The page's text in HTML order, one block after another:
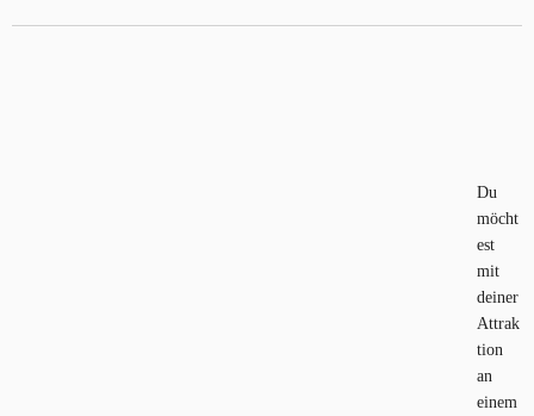
Du
möcht
est
mit
deiner
Attrak
tion
an
einem